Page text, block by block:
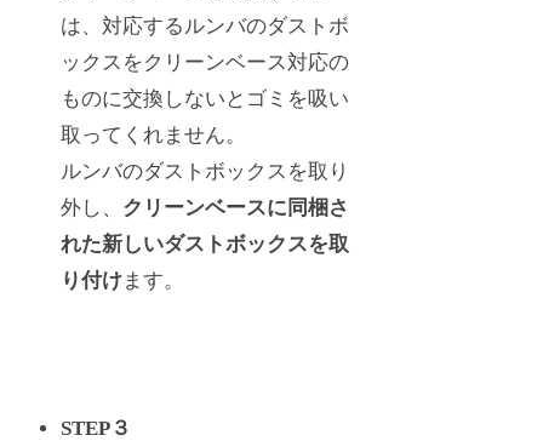
は、対応するルンバのダストボ
ックスをクリーンベース対応の
ものに交換しないとゴミを吸い
取ってくれません。
ルンバのダストボックスを取り
外し、 クリーンベースに同梱さ
れた新しいダストボックスを取
り付けます。
STEP３